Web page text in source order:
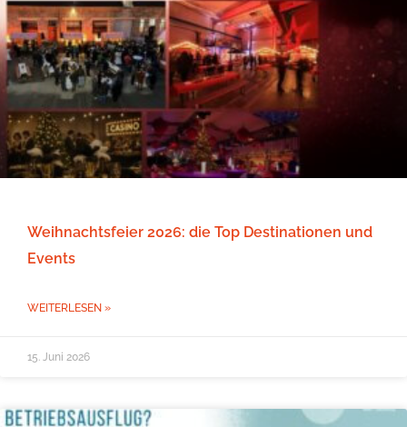
Weihnachtsfeier 2026: die Top Destinationen und
Events
WEITERLESEN »
15. Juni 2026